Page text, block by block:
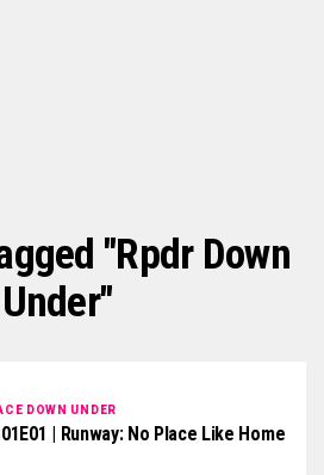
"rpdr Down
Under"
DOWN UNDER
| Runway: No Place Like Home